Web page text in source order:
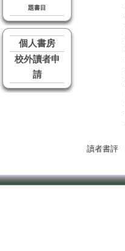
題書目
個人書房
校外讀者申
請
讀者書評